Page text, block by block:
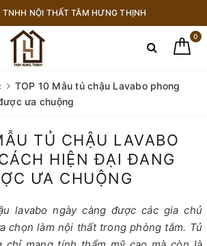
TNHH NỘI THẤT TÂM HƯNG THỊNH
0
TOP 10 Mẫu tủ chậu Lavabo phong
ưa chuộng
TỦ CHẬU LAVABO
HIỆN ĐẠI ĐANG
ƯA CHUỘNG
lavabo ngày càng được các gia chủ
chọn làm nội thất trong phòng tắm. Tủ